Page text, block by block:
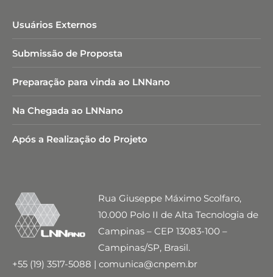
Usuários Externos
Submissão de Proposta
Preparação para vinda ao LNNano
Na Chegada ao LNNano
Após a Realização do Projeto
Rua Giuseppe Máximo Scolfaro,
10.000 Polo II de Alta Tecnologia de
Campinas – CEP 13083-100 –
Campinas/SP, Brasil.
+55 (19) 3517-5088 | comunica@cnpem.br